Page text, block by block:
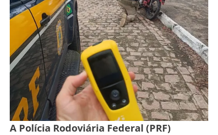
A Polícia Rodoviária Federal (PRF)